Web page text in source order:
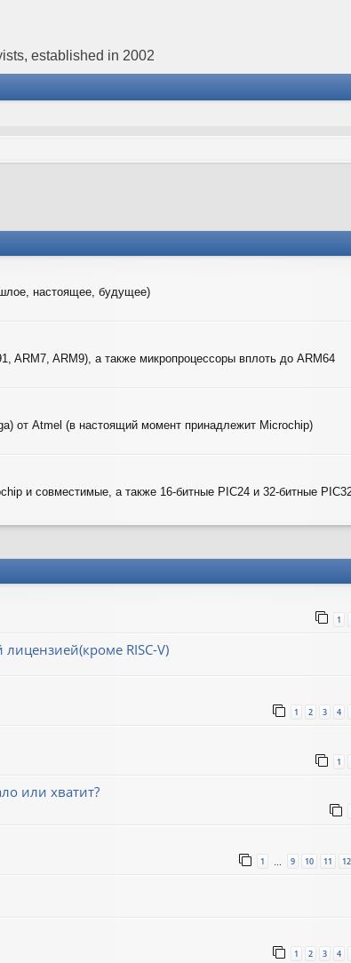
established in 2002
настоящее, будущее)
ARM7, ARM9), а также микропроцессоры вплоть до ARM64
от Atmel (в настоящий момент принадлежит Microchip)
и совместимые, а также 16-битные PIC24 и 32-битные
1
RISC-V)
1 2 3 4
1
или хватит?
1 9 10 11 12
1 2 3 4